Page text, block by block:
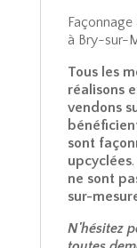
à Bry-sur-
Tous les
réalisons
vendons
sont
upcyclées.
ne sont
sur-
N'hésitez